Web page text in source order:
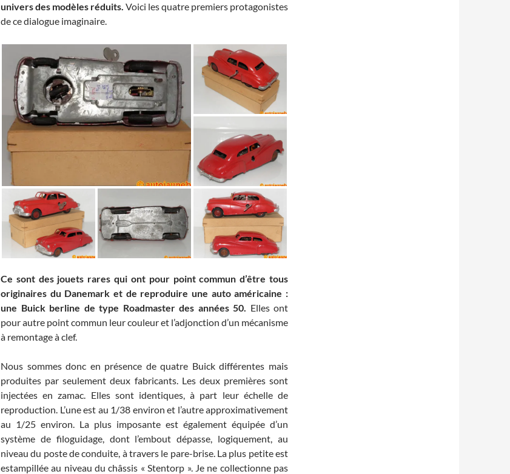
univers des modèles réduits. Voici les quatre premiers protagonistes
de ce dialogue imaginaire.
Ce sont des jouets rares qui ont pour point commun d’être tous
originaires du Danemark et de reproduire une auto américaine :
une Buick berline de type Roadmaster des années 50. Elles ont
pour autre point commun leur couleur et l’adjonction d’un mécanisme
à remontage à clef.
Nous sommes donc en présence de quatre Buick différentes mais
produites par seulement deux fabricants. Les deux premières sont
injectées en zamac. Elles sont identiques, à part leur échelle de
reproduction. L’une est au 1/38 environ et l’autre approximativement
au 1/25 environ. La plus imposante est également équipée d’un
système de filoguidage, dont l’embout dépasse, logiquement, au
niveau du poste de conduite, à travers le pare-brise. La plus petite est
estampillée au niveau du châssis « Stentorp ». Je ne collectionne pas